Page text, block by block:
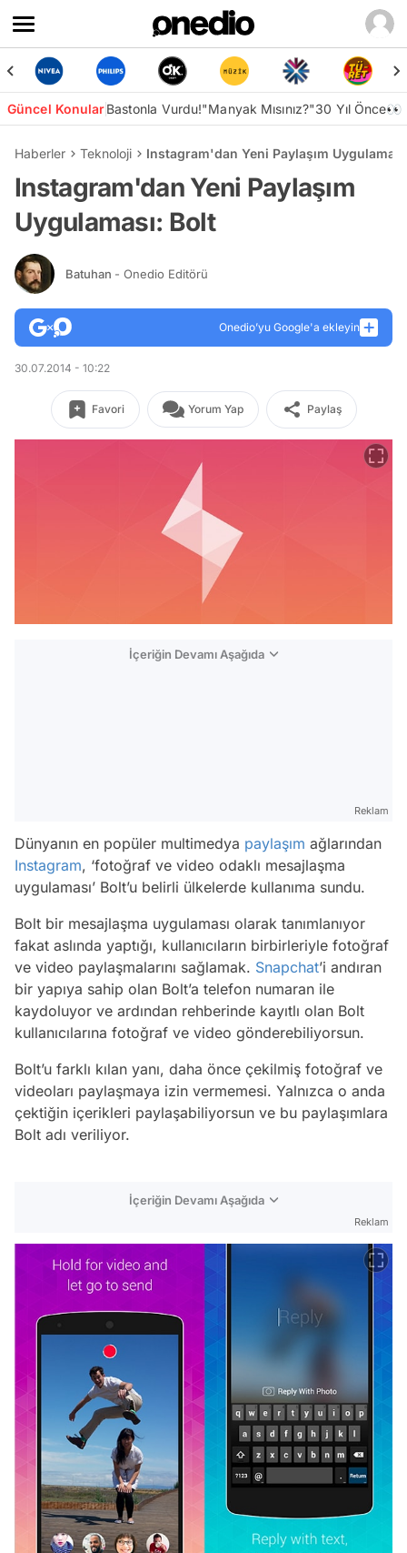
Güncel KonularBastonla Vurdu!"Manyak Mısınız?"30 Yıl Önce👀
Haberler Teknoloji Instagram'dan Yeni Paylaşım
Instagram'dan Yeni Paylaşım
Uygulaması: Bolt
Batuhan - Onedio Editörü
Onedio’yu Google'a ekleyin
30.07.2014 - 10:22
Favori Yorum Yap Paylaş
İçeriğin Devamı Aşağıda
Reklam
Dünyanın en popüler multimedya paylaşım ağlarından
Instagram, ‘fotoğraf ve video odaklı mesajlaşma
uygulaması’ Bolt’u belirli ülkelerde kullanıma sundu.
Bolt bir mesajlaşma uygulaması olarak tanımlanıyor
fakat aslında yaptığı, kullanıcıların birbirleriyle fotoğraf
ve video paylaşmalarını sağlamak. Snapchat’i andıran
bir yapıya sahip olan Bolt’a telefon numaran ile
kaydoluyor ve ardından rehberinde kayıtlı olan Bolt
kullanıcılarına fotoğraf ve video gönderebiliyorsun.
Bolt’u farklı kılan yanı, daha önce çekilmiş fotoğraf ve
videoları paylaşmaya izin vermemesi. Yalnızca o anda
çektiğin içerikleri paylaşabiliyorsun ve bu paylaşımlara
Bolt adı veriliyor.
İçeriğin Devamı Aşağıda
Reklam